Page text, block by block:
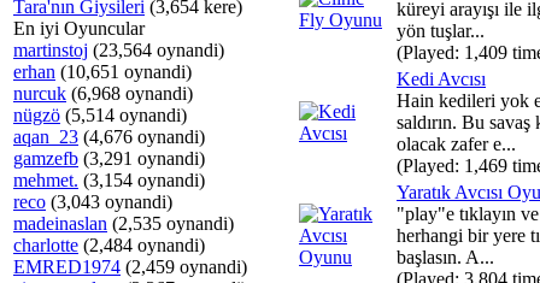
Tara'nın Giysileri (3,654 kere)
En iyi Oyuncular
martinstoj (23,564 oynandi)
erhan (10,651 oynandi)
nurcuk (6,968 oynandi)
nügzö (5,514 oynandi)
aqan_23 (4,676 oynandi)
gamzefb (3,291 oynandi)
mehmet. (3,154 oynandi)
reco (3,043 oynandi)
madeinaslan (2,535 oynandi)
charlotte (2,484 oynandi)
EMRED1974 (2,459 oynandi)
küreyi arayışı ile
yön tuşlar...
(Played: 1,409
Kedi Avcısı
Hain kedileri yok
saldırın. Bu
olacak zafer e...
(Played: 1,469
Yaratık Avcısı
"play"e tıklayın
herhangi bir yere
başlasın. A...
(Played: 3,804